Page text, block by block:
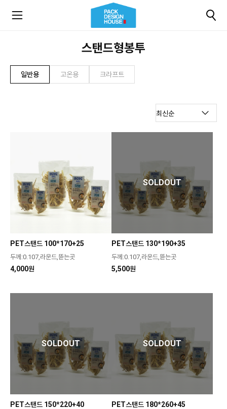
스탠드형봉투
일반용 고온용 크라프트
PET스탠드 100*170+25
두께:0.107,라운드,뜯는곳
4,000원
SOLDOUT
PET스탠드 130*190+35
두께:0.107,라운드,뜯는곳
5,500원
SOLDOUT
PET스탠드 150*220+40
SOLDOUT
PET스탠드 180*260+45